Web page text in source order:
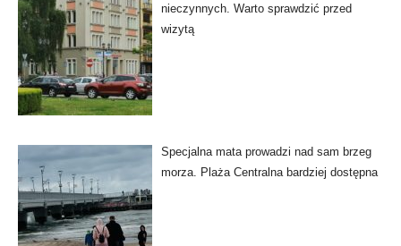
nieczynnych. Warto sprawdzić przed
wizytą
Specjalna mata prowadzi nad sam brzeg
morza. Plaża Centralna bardziej dostępna